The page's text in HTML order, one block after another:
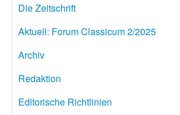
Die Zeitschrift
Aktuell: Forum Classicum 2/2025
Archiv
Redaktion
Editorische Richtlinien